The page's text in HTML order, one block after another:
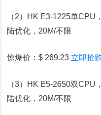
（2）HK E3-1225单CPU
陆优化，20M/不限
惊爆价：$ 269.23 立即抢
（3）HK E5-2650双CPU
陆优化，20M/不限